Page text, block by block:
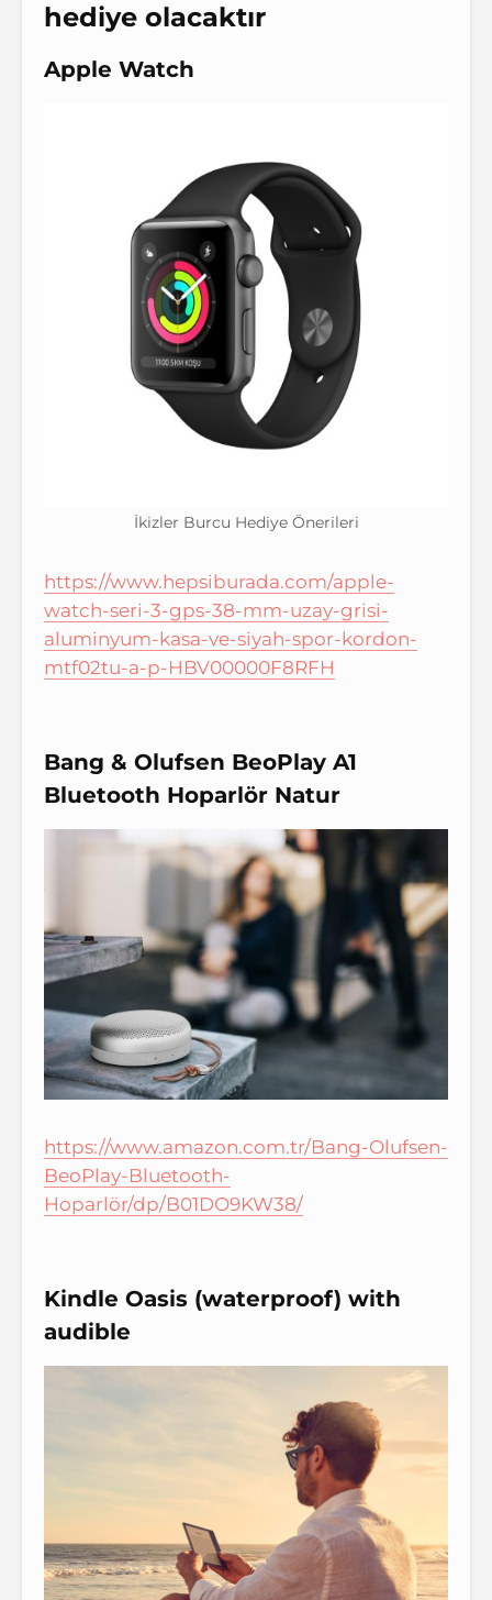
hediye olacaktır
Apple Watch
İkizler Burcu Hediye Önerileri
https://www.hepsiburada.com/apple-
watch-seri-3-gps-38-mm-uzay-grisi-
aluminyum-kasa-ve-siyah-spor-kordon-
mtf02tu-a-p-HBV00000F8RFH
Bang & Olufsen BeoPlay A1
Bluetooth Hoparlör Natur
https://www.amazon.com.tr/Bang-Olufsen-
BeoPlay-Bluetooth-
Hoparlör/dp/B01DO9KW38/
Kindle Oasis (waterproof) with
audible